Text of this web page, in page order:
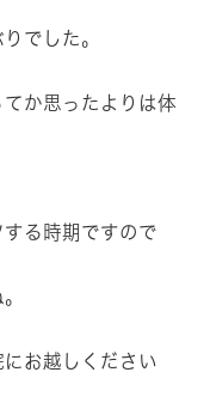
でした。
か思ったよりは体
る時期ですので
お越しください